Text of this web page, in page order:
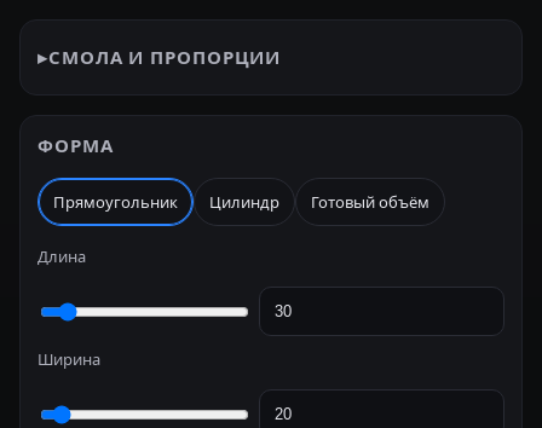
▸СМОЛА И ПРОПОРЦИИ
ФОРМА
Прямоугольник Цилиндр Готовый объём
Длина
Ширина